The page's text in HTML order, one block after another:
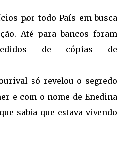
por todo País em busca
Até para bancos foram
de cópias de
só revelou o segredo
e com o nome de Enedina
sabia que estava vivendo